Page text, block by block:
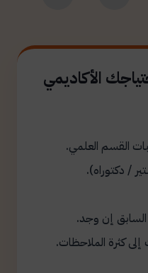
الأكاديمي
القسم العلمي.
/ دكتوراه).
إن وجد.
كثرة الملاحظات.